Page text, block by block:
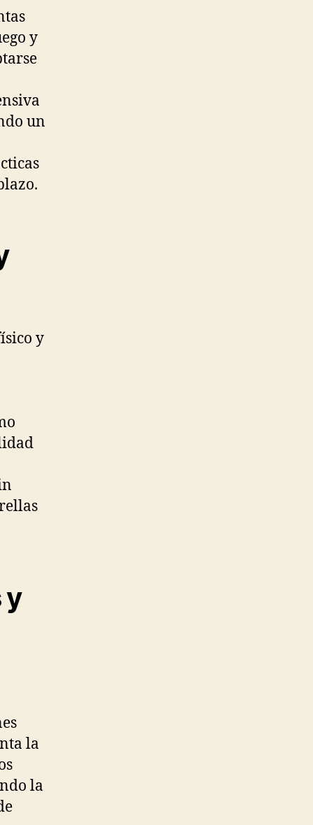
y
un
y
y
la
la